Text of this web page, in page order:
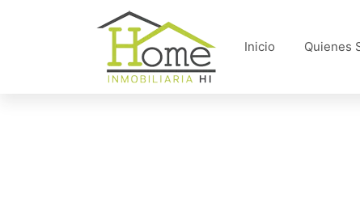
Inicio Quienes